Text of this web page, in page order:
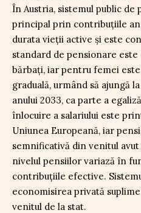
În Austria, sistemul public
principal prin contribuțiile
durata vieții active și este
standard de pensionare
bărbați, iar pentru femei
graduală, urmând să ajungă
anului 2033, ca parte a
înlocuire a salariului este
Uniunea Europeană, iar
semnificativă din venitul
nivelul pensiilor variază în
contribuțiile efective.
economisirea privată
venitul de la stat.